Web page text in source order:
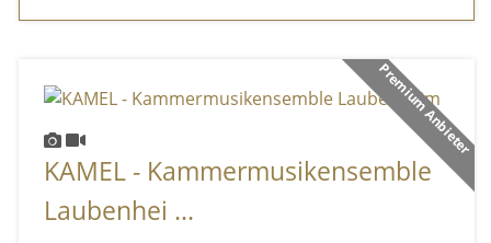
Premium Anbieter
KAMEL - Kammermusikensemble
Laubenhei ...